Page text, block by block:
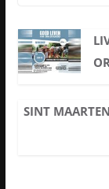
SINT